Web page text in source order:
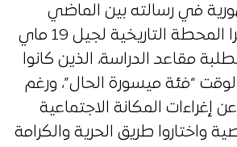
في رسالته بين الماضي
والحاضر، مستحضرا المحطة التاريخية لجيل 19 ماي
الطلبة مقاعد الدراسة، الذين كانوا
“فئة ميسورة الحال”، ورغم
إغراءات المكانة الاجتماعية
واختاروا طريق الحرية والكرامة